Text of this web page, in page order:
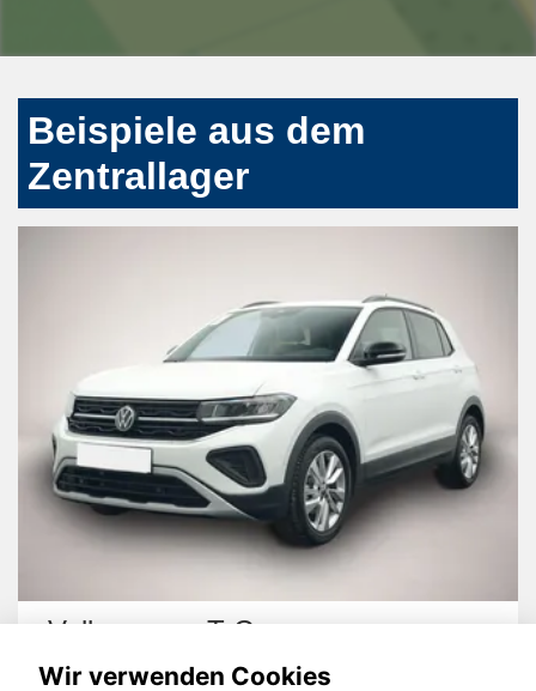
Beispiele aus dem
Zentrallager
Volkswagen T-Cross
Wir verwenden Cookies